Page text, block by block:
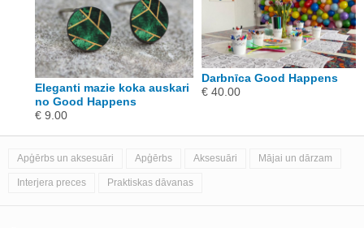
Eleganti mazie koka auskari
no Good Happens
€ 9.00
Darbnīca Good Happens
€ 40.00
Apģērbs un aksesuāri Apģērbs Aksesuāri Mājai un dārzam
Interjera preces Praktiskas dāvanas